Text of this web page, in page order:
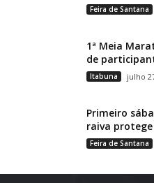
Feira de Santana
1ª Meia
de
Itabuna julho
Primeiro
raiva protege
Feira de Santana